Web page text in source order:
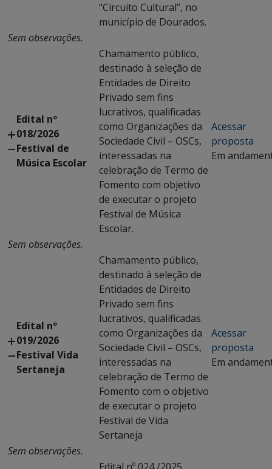
“Circuito Cultural”, no
município de Dourados.
Sem observações.
Edital nº
018/2026
Festival de
Música Escolar
Chamamento público,
destinado à seleção de
Entidades de Direito
Privado sem fins
lucrativos, qualificadas
como Organizações da
Sociedade Civil – OSCs,
interessadas na
celebração de Termo de
Fomento com objetivo
de executar o projeto
Festival de Música
Escolar.
Acessar
proposta
Em
Sem observações.
Edital nº
019/2026
Festival Vida
Sertaneja
Chamamento público,
destinado à seleção de
Entidades de Direito
Privado sem fins
lucrativos, qualificadas
como Organizações da
Sociedade Civil – OSCs,
interessadas na
celebração de Termo de
Fomento com o objetivo
de executar o projeto
Festival de Vida
Sertaneja
Acessar
proposta
Em
Sem observações.